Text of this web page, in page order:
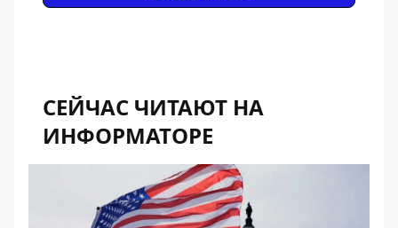
СЕЙЧАС ЧИТАЮТ НА
ИНФОРМАТОРЕ